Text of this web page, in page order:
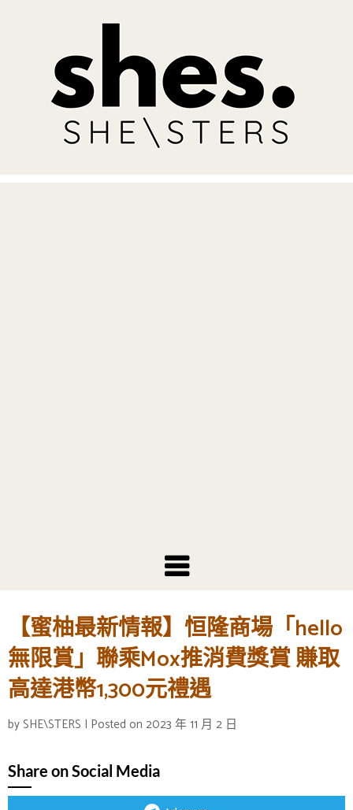
【蜜柚最新情報】恒隆商場「hello
無限賞」聯乘Mox推消費獎賞 賺取
高達港幣1,300元禮遇
by SHE\STERS | Posted on 2023 年 11 月 2 日
Share on Social Media